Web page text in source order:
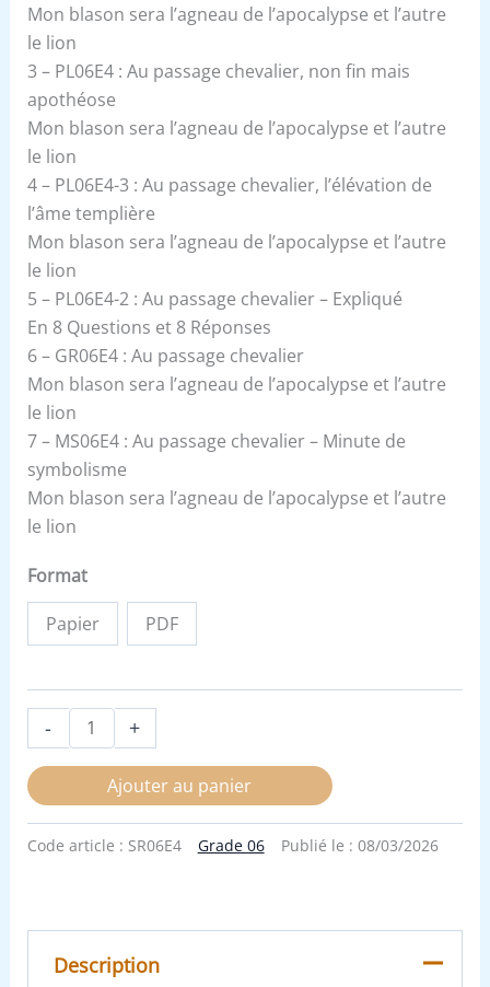
Mon blason sera l’agneau de l’apocalypse et l’autre
le lion
3 – PL06E4 : Au passage chevalier, non fin mais
apothéose
Mon blason sera l’agneau de l’apocalypse et l’autre
le lion
4 – PL06E4-3 : Au passage chevalier, l’élévation de
l’âme templière
Mon blason sera l’agneau de l’apocalypse et l’autre
le lion
5 – PL06E4-2 : Au passage chevalier – Expliqué
En 8 Questions et 8 Réponses
6 – GR06E4 : Au passage chevalier
Mon blason sera l’agneau de l’apocalypse et l’autre
le lion
7 – MS06E4 : Au passage chevalier – Minute de
symbolisme
Mon blason sera l’agneau de l’apocalypse et l’autre
le lion
Format
Papier PDF
- +
Ajouter au panier
Code article : SR06E4 Grade 06 Publié le : 08/03/2026
Description